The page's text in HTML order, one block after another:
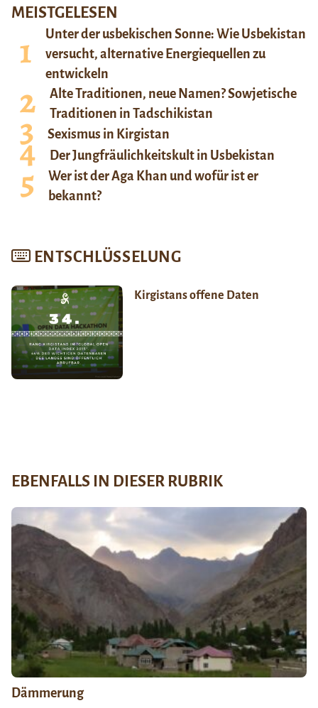
MEISTGELESEN
Unter der usbekischen Sonne: Wie Usbekistan
versucht, alternative Energiequellen zu
entwickeln
Alte Traditionen, neue Namen? Sowjetische
Traditionen in Tadschikistan
Sexismus in Kirgistan
Der Jungfräulichkeitskult in Usbekistan
Wer ist der Aga Khan und wofür ist er
bekannt?
ENTSCHLÜSSELUNG
Kirgistans offene Daten
EBENFALLS IN DIESER RUBRIK
Dämmerung